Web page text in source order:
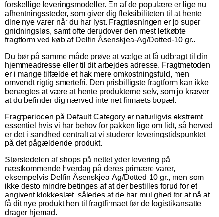
forskellige leveringsmodeller. En af de populære er lige nu
afhentningssteder, som giver dig fleksibiliteten til at hente
dine nye varer når du har lyst. Fragtløsningen er jo super
gnidningsløs, samt ofte derudover den mest letkøbte
fragtform ved køb af Delfin Åsenskjea-Ag/Dotted-10 gr..
Du bør på samme måde prøve at vælge at få udbragt til din
hjemmeadresse eller til dit arbejdes adresse. Fragtmetoden
er i mange tilfælde et hak mere omkostningsfuld, men
omvendt rigtig smertefri. Den prisbilligste fragtform kan ikke
benægtes at være at hente produkterne selv, som jo kræver
at du befinder dig nærved internet firmaets bopæl.
Fragtperioden på Default Category er naturligvis ekstremt
essentiel hvis vi har behov for pakken lige om lidt, så herved
er det i sandhed centralt at vi studerer leveringstidspunktet
på det pågældende produkt.
Størstedelen af shops på nettet yder levering på
næstkommende hverdag på deres primære varer,
eksempelvis Delfin Åsenskjea-Ag/Dotted-10 gr., men som
ikke desto mindre betinges af at der bestilles forud for et
angivent klokkeslæt, således at de har mulighed for at nå at
få dit nye produkt hen til fragtfirmaet før de logistikansatte
drager hjemad.